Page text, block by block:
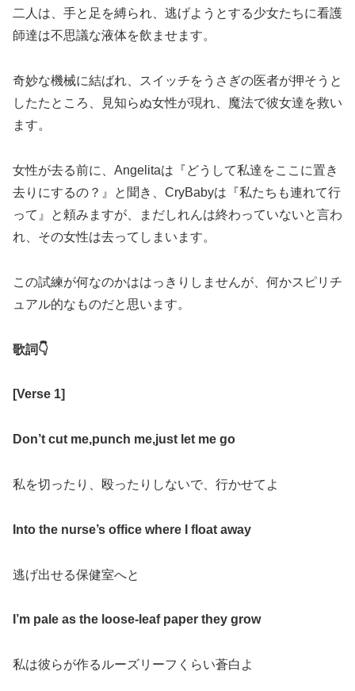
二人は、手と足を縛られ、逃げようとする少女たちに看護
師達は不思議な液体を飲ませます。
奇妙な機械に結ばれ、スイッチをうさぎの医者が押そうと
したたところ、見知らぬ女性が現れ、魔法で彼女達を救い
ます。
女性が去る前に、 Angelitaは『どうして私達をここに置き
去りにするの？』と聞き、 CryBabyは『私たちも連れて行
って』と頼みますが、まだしれんは終わっていないと言わ
れ、その女性は去ってしまいます。
この試練が何なのかははっきりしませんが、何かスピリチ
ュアル的なものだと思います。
歌詞👇
[Verse 1]
Don’t cut me,punch me,just let me go
私を切ったり、殴ったりしないで、行かせてよ
Into the nurse’s office where I float away
逃げ出せる保健室へと
I’m pale as the loose-leaf paper they grow
私は彼らが作るルーズリーフくらい蒼白よ